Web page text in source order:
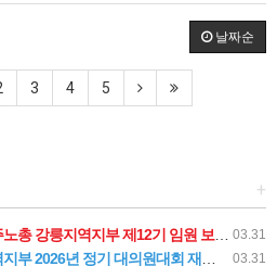
날짜순
3 4 5
+
03.31
지역지부 제12기 임원 보궐선거결과 공고
03.31
2026년 정기 대의원대회 재소집 건